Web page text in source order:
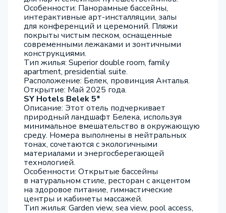
Особенности: Панорамные бассейны,
интерактивные арт-инсталляции, залы
для конференций и церемоний. Пляжи
покрыты чистым песком, оснащенные
современными лежаками и зонтичными
конструкциями.
Тип жилья: Superior double room, family
apartment, presidential suite.
Расположение: Белек, провинция Анталья.
Открытие: Май 2025 года.
SY Hotels Belek 5*
Описание: Этот отель подчеркивает
природный ландшафт Белека, используя
минимальное вмешательство в окружающую
среду. Номера выполнены в нейтральных
тонах, сочетаются с экологичными
материалами и энергосберегающей
технологией.
Особенности: Открытые бассейны
в натуральном стиле, ресторан с акцентом
на здоровое питание, гимнастические
центры и кабинеты массажей.
Тип жилья: Garden view, sea view, pool access,